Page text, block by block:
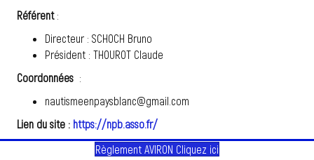
Référent:
Directeur : SCHOCH Bruno
Président : THOUROT Claude
Coordonnées :
nautismeenpaysblanc@gmail.com
Lien du site : https://npb.asso.fr/
Règlement AVIRON Cliquez ici